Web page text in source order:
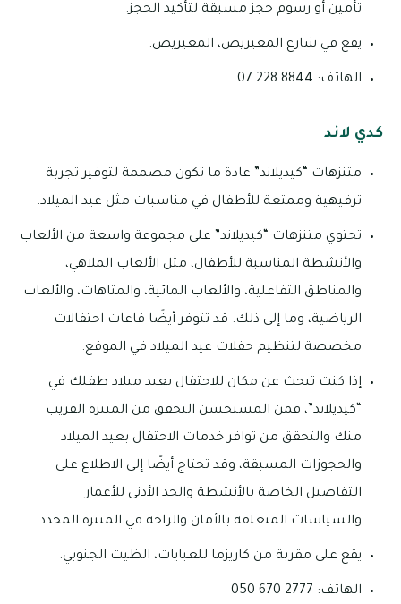
تأمين أو رسوم حجز مسبقة لتأكيد الحجز.
يقع في شارع المعيريض، المعيريض.
الهاتف: 8844 228 07
كدي لاند
متنزهات “كيديلاند” عادة ما تكون مصممة لتوفير تجربة
ترفيهية وممتعة للأطفال في مناسبات مثل عيد الميلاد.
تحتوي متنزهات “كيديلاند” على مجموعة واسعة من الألعاب
والأنشطة المناسبة للأطفال، مثل الألعاب الملاهي،
والمناطق التفاعلية، والألعاب المائية، والمتاهات، والألعاب
الرياضية، وما إلى ذلك. قد تتوفر أيضًا قاعات احتفالات
مخصصة لتنظيم حفلات عيد الميلاد في الموقع.
إذا كنت تبحث عن مكان للاحتفال بعيد ميلاد طفلك في
“كيديلاند”، فمن المستحسن التحقق من المتنزه القريب
منك والتحقق من توافر خدمات الاحتفال بعيد الميلاد
والحجوزات المسبقة، وقد تحتاج أيضًا إلى الاطلاع على
التفاصيل الخاصة بالأنشطة والحد الأدنى للأعمار
والسياسات المتعلقة بالأمان والراحة في المتنزه المحدد.
يقع على مقربة من كاريزما للعبايات، الظيت الجنوبي.
الهاتف: 2777 670 050